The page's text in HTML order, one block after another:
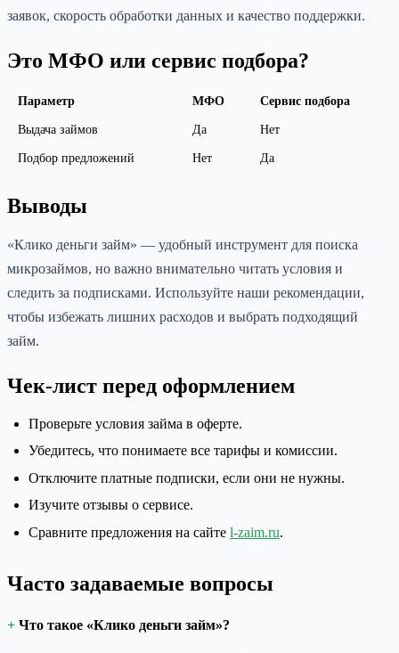
заявок, скорость обработки данных и качество поддержки.
Это МФО или сервис подбора?
Параметр МФО Сервис подбора
Выдача займов Да Нет
Подбор предложений Нет Да
Выводы
«Клико деньги займ» — удобный инструмент для поиска
микрозаймов, но важно внимательно читать условия и
следить за подписками. Используйте наши рекомендации,
чтобы избежать лишних расходов и выбрать подходящий
займ.
Чек-лист перед оформлением
Проверьте условия займа в оферте.
Убедитесь, что понимаете все тарифы и комиссии.
Отключите платные подписки, если они не нужны.
Изучите отзывы о сервисе.
Сравните предложения на сайте l-zaim.ru.
Часто задаваемые вопросы
Что такое «Клико деньги займ»?